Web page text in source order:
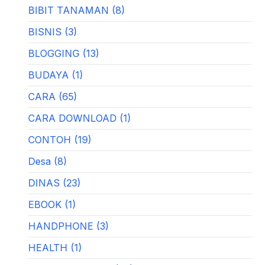
BIBIT TANAMAN (8)
BISNIS (3)
BLOGGING (13)
BUDAYA (1)
CARA (65)
CARA DOWNLOAD (1)
CONTOH (19)
Desa (8)
DINAS (23)
EBOOK (1)
HANDPHONE (3)
HEALTH (1)